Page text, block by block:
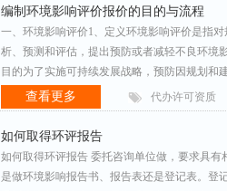
编制环境影响评价报价的目的与流程
一、环境影响评价1、定义环境影响评价是指
析、预测和评估，提出预防或者减轻不良环境
目的为了实施可持续发展战略，预防因规划和
查看更多 代办许可资质
如何取得环评报告
如何取得环评报告 委托咨询单位做，要求具
是做环境影响报告书、报告表还是登记表。登